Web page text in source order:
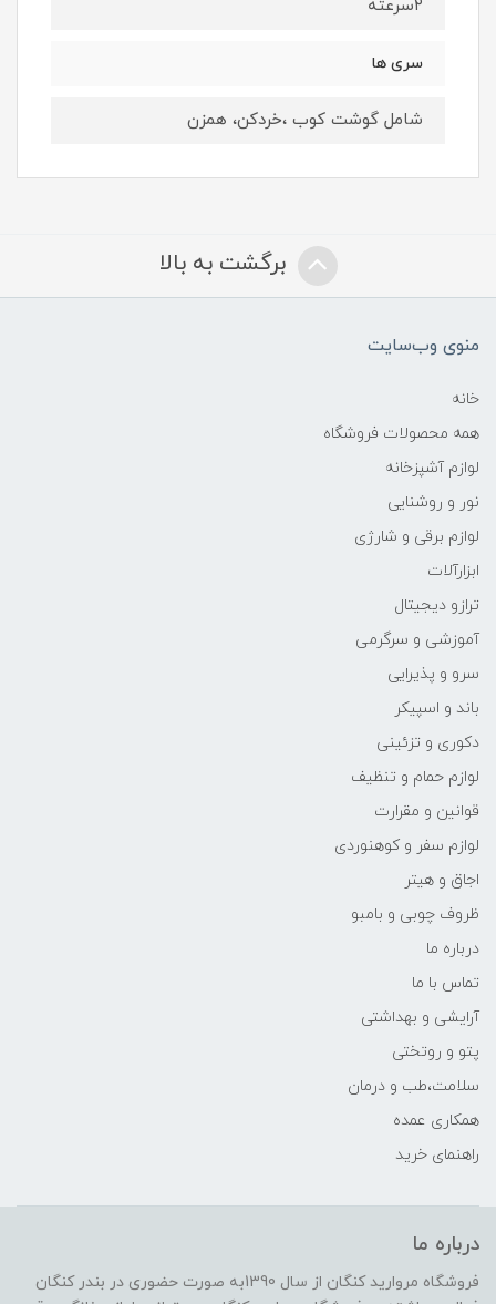
۲سرعته
سری ها
شامل گوشت کوب ،خردکن، همزن
برگشت به بالا
منوی وب‌سایت
خانه
همه محصولات فروشگاه
لوازم آشپزخانه
نور و روشنایی
لوازم برقی و شارژی
ابزارآلات
ترازو دیجیتال
آموزشی و سرگرمی
سرو و پذیرایی
باند و اسپیکر
دکوری و تزئینی
لوازم حمام و تنظیف
قوانین و مقرارت
لوازم سفر و کوهنوردی
اجاق و هیتر
ظروف چوبی و بامبو
درباره ما
تماس با ما
آرایشی و بهداشتی
پتو و روتختی
سلامت،طب و درمان
همکاری عمده
راهنمای خرید
درباره ما
فروشگاه مروارید کنگان از سال 1390به صورت حضوری در بندر کنگان